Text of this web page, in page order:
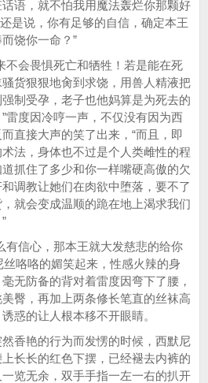
语，就不怕我用魔法轰烂你那颗好
是说，你有足够的自信，确定本王
饶你一命？”
不会畏惧死亡和牺牲！若是能在死
货狠狠地肏到求饶，用兽人精液把
制受孕，老子也他妈算是为死去的
雷度因冷哼一声，不仅没有因为西
直接大声的笑了出来，“而且，即
法，身体也不过是个人类雌性的程
抓住了多少和你一样嘴硬高傲的欠
调教让她们在肉欲中堕落，要不了
就会变成温顺的跪在地上渴求我们
有信心，那本王就大发慈悲的给你
丝咯咯的媚笑起来，性感火辣的身
无防备的背对着雷度因弯下了腰，
臀，再加上两条修长笔直的丝袜高
惑的让人根本移不开眼睛。
香艳的行为而发愣的时候，西默尼
长长的红色下摆，已经褪去内裤的
览无余，双手手指一左一右的扒开